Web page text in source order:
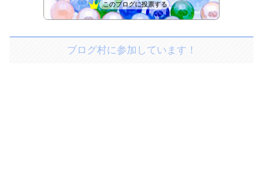
このブログに投票する
ブログ村に参加しています！